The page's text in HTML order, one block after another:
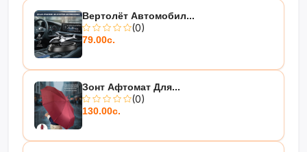
Вертолёт Автомобил...
(0)
79.00с.
Зонт Афтомат Для...
(0)
130.00с.